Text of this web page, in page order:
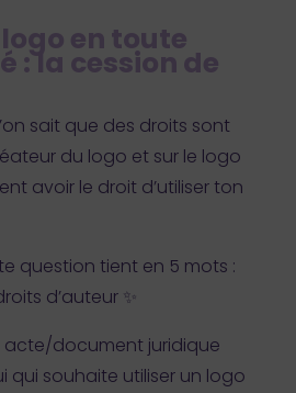
en toute
: la cession de
sait que des droits sont
du logo et sur le logo
avoir le droit d’utiliser ton
question tient en 5 mots :
d’auteur ✨
acte/document juridique
qui souhaite utiliser un logo